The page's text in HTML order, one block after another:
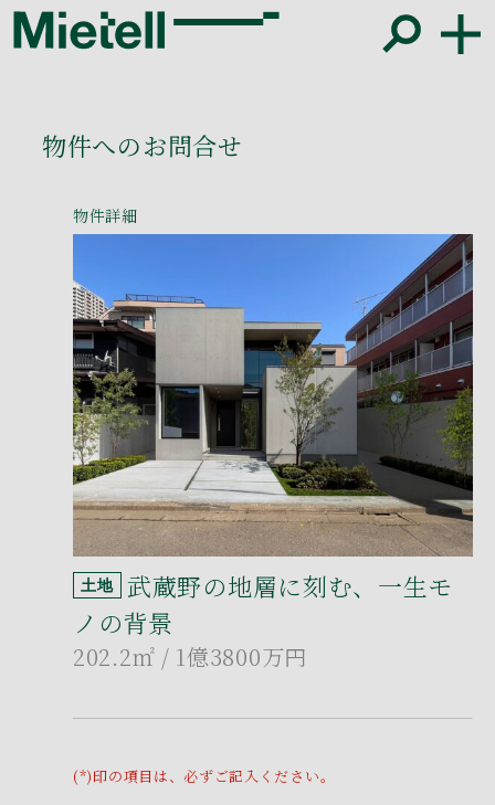
物件へのお問合せ
物件詳細
土地
武蔵野の地層に刻む、一生モ
ノの背景
202.2㎡ / 1億3800万円
(*)印の項目は、必ずご記入ください。